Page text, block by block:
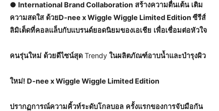
● International Brand Collaboration สร้างความตื่นเต้น เติม
ความสดใส ด้วยD-nee x Wiggle Wiggle Limited Edition ซีรีส์
ลิมิเต็ดที่คอลแล็บกับแบรนด์ยอดนิยมของเอเชีย เพื่อเชื่อมต่อหัวใจ
คนรุ่นใหม่ ด้วยดีไซน์สุด Trendy ในผลิตภัณฑ์อาบน้ำและบำรุงผิว
ใหม่! D-nee x Wiggle Wiggle Limited Edition
ปรากฏการณ์ความคิ้วท์ระดับโกลบอล ครั้งแรกของการจับมือกัน